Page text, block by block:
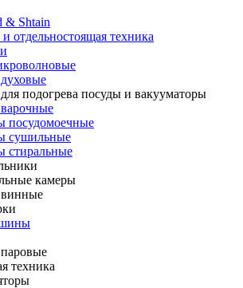
& Shtain
отдельностоящая техника
подогрева посуды и вакууматоры
сушильные
камеры
техника